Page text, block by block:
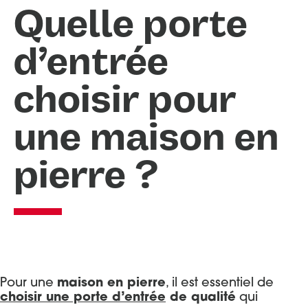
Portes d’entrée grand trafic
PAR STYLE
Portes d’entrée contemporaines
Portes d’entrée classiques
Portes d’entrée vitrées
PAR MATÉRIAU
Portes d’entrée Aluminium
Portes d’entrée Acier
Portes d’entrée Mixte Bois / Alu
Une entrée sur mesure
Accueil connecté
Faire mon choix
RÉUSSIR MON PROJET
Conseils de pro
VIVRE AVEC SA PORTE
Entretien et réglages
Quelle porte
d’entrée
choisir pour
une maison en
pierre ?
Pour une maison en pierre, il est essentiel de
choisir une porte d’entrée de qualité qui